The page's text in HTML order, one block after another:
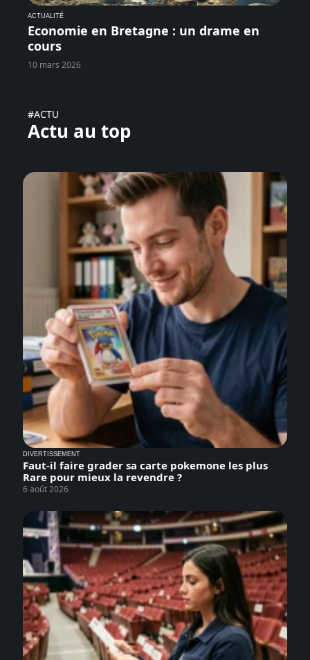
ACTUALITÉ
Economie en Bretagne : un drame en
cours
10 mars 2026
#ACTU
Actu au top
DIVERTISSEMENT
Faut-il faire grader sa carte pokemone les plus
Rare pour mieux la revendre ?
6 août 2026